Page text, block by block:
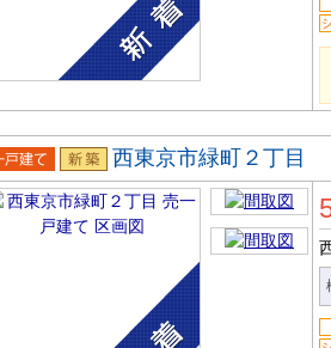
戸建 新築
西東京市緑町２丁目